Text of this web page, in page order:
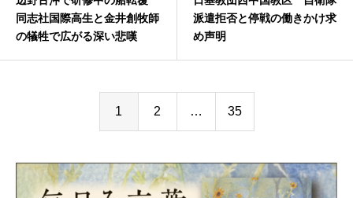
同志社国際高生と金井創牧師
の犠牲で広がる深い悲嘆
派遣拒否と停戦の働きかけ求
め声明
1 2 … 35